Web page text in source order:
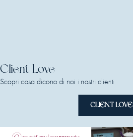
Client Love
Scopri cosa dicono di noi i nostri clienti
CLIENT LOVE